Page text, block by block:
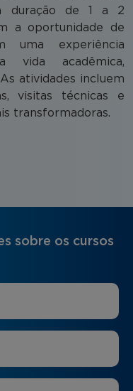
duração de 1 a 2
a oportunidade de
uma experiência
vida acadêmica,
atividades incluem
visitas técnicas e
transformadoras.
sobre os cursos